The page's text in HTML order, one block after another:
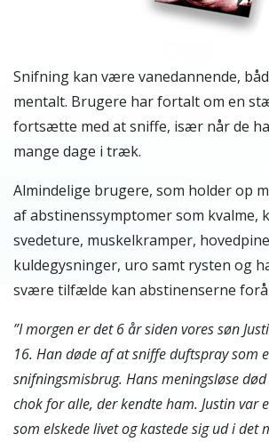
Snifning kan være vanedannende,
mentalt. Brugere har fortalt om en
fortsætte med at sniffe, især når de
mange dage i træk.
Almindelige brugere, som holder op
af abstinenssymptomer som kvalme,
svedeture, muskelkramper,
kuldegysninger, uro samt rysten og
svære tilfælde kan abstinenserne
”I morgen er det 6 år siden vores søn
16. Han døde af at sniffe duftspray som
snifningsmisbrug. Hans meningsløse
chok for alle, der kendte ham. Justin var
som elskede livet og kastede sig ud i det